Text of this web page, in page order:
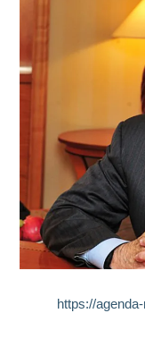
https://